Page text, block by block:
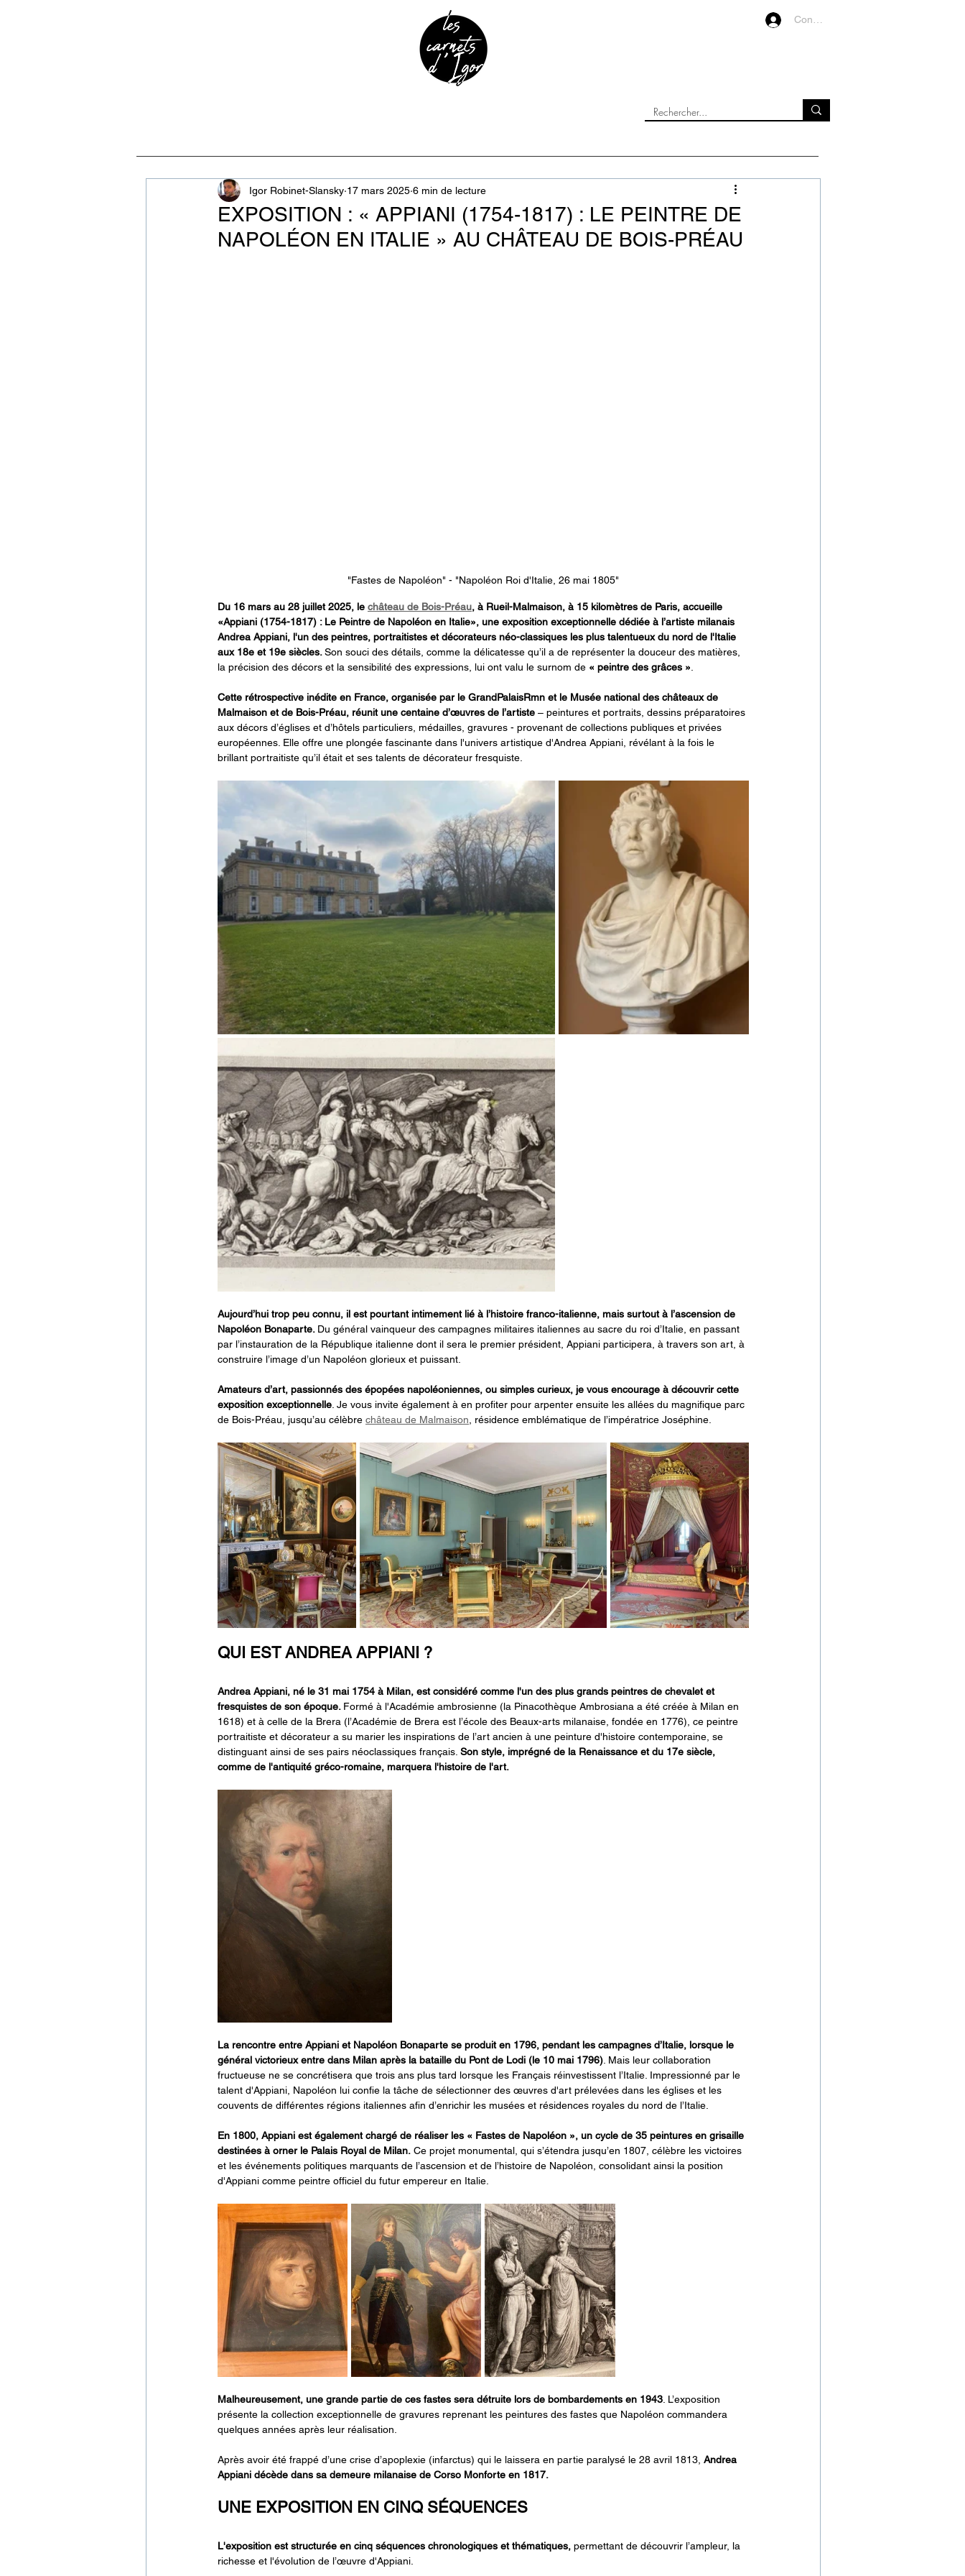
Connexion
EXPOSITION : « APPIANI (1754-1817) : LE PEINTRE DE
NAPOLÉON EN ITALIE » AU CHÂTEAU DE BOIS-PRÉAU
Igor Robinet-Slansky 17 mars 2025 6 min de lecture
"Fastes de Napoléon" - "Napoléon Roi d'Italie, 26 mai 1805"
Du 16 mars au 28 juillet 2025, le château de Bois-Préau, à Rueil-Malmaison, à 15 kilomètres de Paris, accueille
«Appiani (1754-1817) : Le Peintre de Napoléon en Italie», une exposition exceptionnelle dédiée à l’artiste milanais
Andrea Appiani, l'un des peintres, portraitistes et décorateurs néo-classiques les plus talentueux du nord de l'Italie
aux 18e et 19e siècles. Son souci des détails, comme la délicatesse qu’il a de représenter la douceur des matières,
la précision des décors et la sensibilité des expressions, lui ont valu le surnom de « peintre des grâces ».
Cette rétrospective inédite en France, organisée par le GrandPalaisRmn et le Musée national des châteaux de
Malmaison et de Bois-Préau, réunit une centaine d’œuvres de l’artiste – peintures et portraits, dessins préparatoires
aux décors d’églises et d’hôtels particuliers, médailles, gravures - provenant de collections publiques et privées
européennes. Elle offre une plongée fascinante dans l'univers artistique d'Andrea Appiani, révélant à la fois le
brillant portraitiste qu’il était et ses talents de décorateur fresquiste.
Aujourd’hui trop peu connu, il est pourtant intimement lié à l’histoire franco-italienne, mais surtout à l’ascension de
Napoléon Bonaparte. Du général vainqueur des campagnes militaires italiennes au sacre du roi d’Italie, en passant
par l’instauration de la République italienne dont il sera le premier président, Appiani participera, à travers son art, à
construire l’image d’un Napoléon glorieux et puissant.
Amateurs d’art, passionnés des épopées napoléoniennes, ou simples curieux, je vous encourage à découvrir cette
exposition exceptionnelle . Je vous invite également à en profiter pour arpenter ensuite les allées du magnifique parc
de Bois-Préau, jusqu’au célèbre château de Malmaison , résidence emblématique de l’impératrice Joséphine.
QUI EST ANDREA APPIANI ?
Andrea Appiani, né le 31 mai 1754 à Milan, est considéré comme l'un des plus grands peintres de chevalet et
fresquistes de son époque. Formé à l'Académie ambrosienne (la Pinacothèque Ambrosiana a été créée à Milan en
1618) et à celle de la Brera (l’Académie de Brera est l’école des Beaux-arts milanaise, fondée en 1776), ce peintre
portraitiste et décorateur a su marier les inspirations de l’art ancien à une peinture d'histoire contemporaine, se
distinguant ainsi de ses pairs néoclassiques français. Son style, imprégné de la Renaissance et du 17e siècle,
comme de l'antiquité gréco-romaine, marquera l'histoire de l'art.
La rencontre entre Appiani et Napoléon Bonaparte se produit en 1796, pendant les campagnes d’Italie, lorsque le
général victorieux entre dans Milan après la bataille du Pont de Lodi (le 10 mai 1796) . Mais leur collaboration
fructueuse ne se concrétisera que trois ans plus tard lorsque les Français réinvestissent l’Italie. Impressionné par le
talent d'Appiani, Napoléon lui confie la tâche de sélectionner des œuvres d'art prélevées dans les églises et les
couvents de différentes régions italiennes afin d’enrichir les musées et résidences royales du nord de l’Italie.
En 1800, Appiani est également chargé de réaliser les « Fastes de Napoléon », un cycle de 35 peintures en grisaille
destinées à orner le Palais Royal de Milan. Ce projet monumental, qui s’étendra jusqu’en 1807, célèbre les victoires
et les événements politiques marquants de l’ascension et de l’histoire de Napoléon, consolidant ainsi la position
d'Appiani comme peintre officiel du futur empereur en Italie.
Malheureusement, une grande partie de ces fastes sera détruite lors de bombardements en 1943 . L’exposition
présente la collection exceptionnelle de gravures reprenant les peintures des fastes que Napoléon commandera
quelques années après leur réalisation.
Après avoir été frappé d’une crise d’apoplexie (infarctus) qui le laissera en partie paralysé le 28 avril 1813, Andrea
Appiani décède dans sa demeure milanaise de Corso Monforte en 1817.
UNE EXPOSITION EN CINQ SÉQUENCES
L'exposition est structurée en cinq séquences chronologiques et thématiques, permettant de découvrir l’ampleur, la
richesse et l'évolution de l’œuvre d'Appiani.